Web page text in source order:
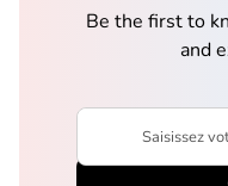
Be the first to
and
Saisissez votre